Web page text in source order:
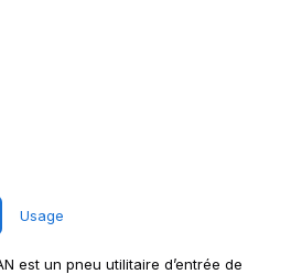
Usage
est un pneu utilitaire d’entrée de